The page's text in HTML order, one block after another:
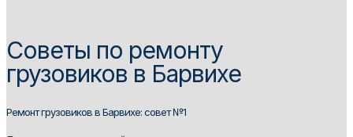
Советы по ремонту
грузовиков в Барвихе
Ремонт грузовиков в Барвихе: совет №1